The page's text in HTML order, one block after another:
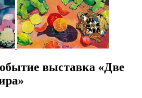
выставка «Две